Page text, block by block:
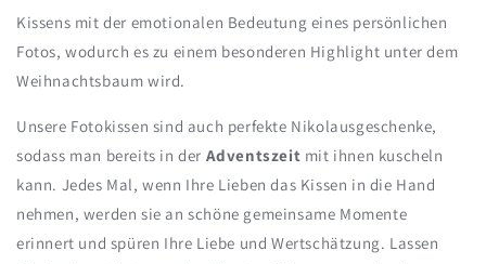
Kissens mit der emotionalen Bedeutung eines persönlichen
Fotos, wodurch es zu einem besonderen Highlight unter dem
Weihnachtsbaum wird.
Unsere Fotokissen sind auch perfekte Nikolausgeschenke,
sodass man bereits in der Adventszeit mit ihnen kuscheln
kann. Jedes Mal, wenn Ihre Lieben das Kissen in die Hand
nehmen, werden sie an schöne gemeinsame Momente
erinnert und spüren Ihre Liebe und Wertschätzung. Lassen